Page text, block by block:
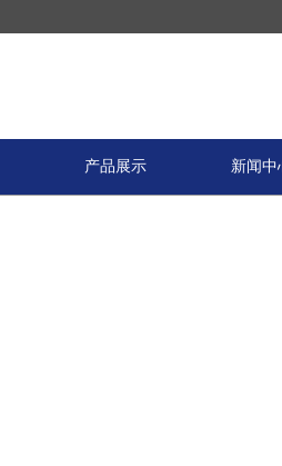
产品展示 新闻中